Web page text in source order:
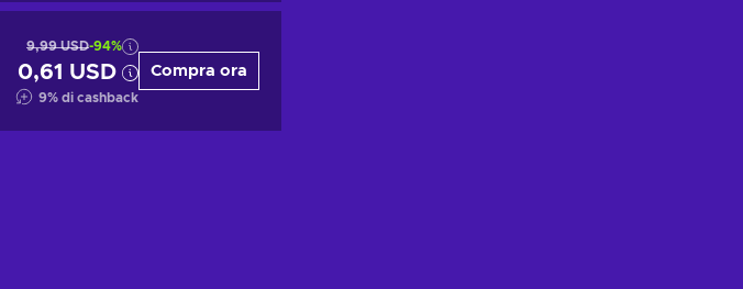
9,99 USD-94%
0,61 USD
9% di cashback
Compra ora